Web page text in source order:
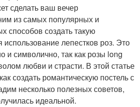
сделать ваш вечер
из самых популярных и
способов создать такую
лепестков роз. Это
и символично, так как розы long
любви и страсти. В этой статье
создать романтическую постель с
несколько полезных советов,
идеальной.